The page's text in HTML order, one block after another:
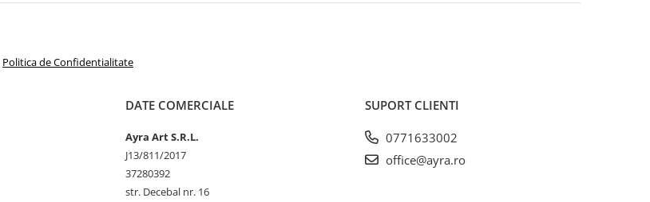
Politica de Confidentialitate
DATE COMERCIALE
Ayra Art S.R.L.
J13/811/2017
37280392
str. Decebal nr. 16
SUPORT CLIENTI
0771633002
office@ayra.ro